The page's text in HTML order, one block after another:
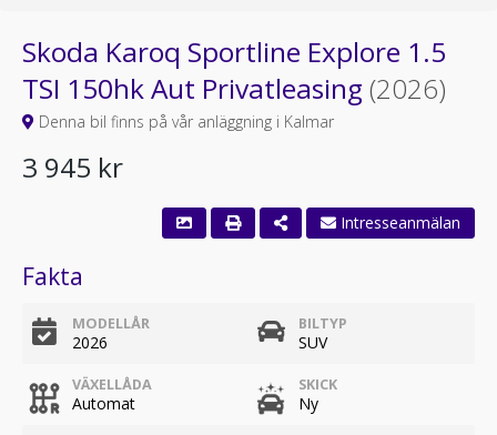
Skoda Karoq Sportline Explore 1.5
TSI 150hk Aut Privatleasing (2026)
Denna bil finns på vår anläggning i Kalmar
3 945 kr
Intresseanmälan
Fakta
MODELLÅR
2026
BILTYP
SUV
VÄXELLÅDA
Automat
SKICK
Ny